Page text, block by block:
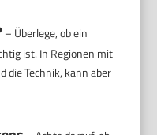
– Überlege, ob ein
ist. In Regionen mit
die Technik, kann aber